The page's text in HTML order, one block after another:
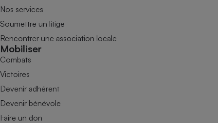
Nos services
Soumettre un litige
Rencontrer une association locale
Mobiliser
Combats
Victoires
Devenir adhérent
Devenir bénévole
Faire un don